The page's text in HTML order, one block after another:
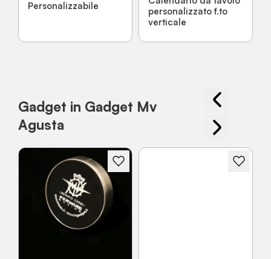
Personalizzabile
personalizzato f.to
verticale
Gadget in Gadget Mv
Agusta